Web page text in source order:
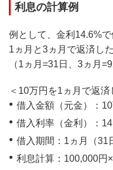
利息の計算例
例として、金利14.6%
1ヵ月と3ヵ月で返済し
（1ヵ月=31日、3ヵ月
＜10万円を1ヵ月で返済
借入金額（元金）：10
借入利率（金利）：
借入期間：1ヵ月（31
利息計算：100,000円